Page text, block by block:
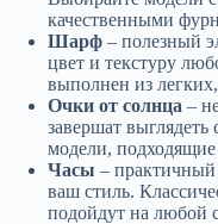
качественными
Шарф – полезный
цвет и текстуру
выполнен из
Очки от солнца –
завершат
модели,
Часы – практичный
ваш стиль.
подойдут на любой